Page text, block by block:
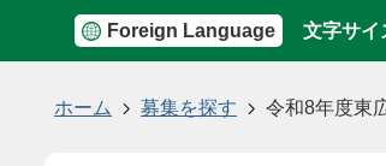
Foreign Language 文字サイ
ホーム 募集を探す 令和8年度東